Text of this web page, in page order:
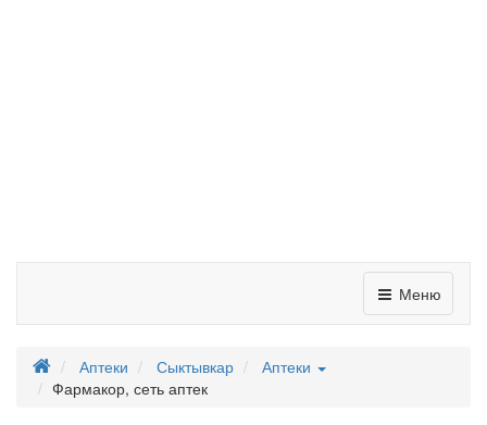
Меню
Аптеки Сыктывкар
Аптеки
Фармакор, сеть аптек